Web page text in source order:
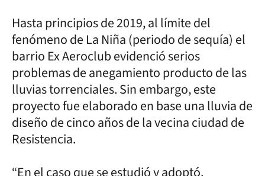
Hasta principios de 2019, al límite del
fenómeno de La Niña (periodo de sequía) el
barrio Ex Aeroclub evidenció serios
problemas de anegamiento producto de las
lluvias torrenciales. Sin embargo, este
proyecto fue elaborado en base una lluvia de
diseño de cinco años de la vecina ciudad de
Resistencia.